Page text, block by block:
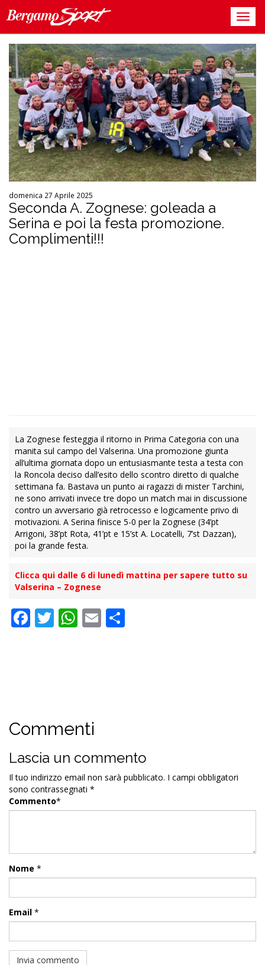
domenica 27 Aprile 2025
Seconda A. Zognese: goleada a
Serina e poi la festa promozione.
Complimenti!!!
La Zognese festeggia il ritorno in Prima Categoria con una
manita sul campo del Valserina. Una promozione giunta
all’ultima giornata dopo un entusiasmante testa a testa con
la Roncola deciso dall’esito dello scontro diretto di qualche
settimana fa. Bastava un punto ai ragazzi di mister Tarchini,
ne sono arrivati invece tre dopo un match mai in discussione
contro un avversario già retrocesso e logicamente privo di
motivazioni. A Serina finisce 5-0 per la Zognese (34’pt
Arrigoni, 38’pt Rota, 41’pt e 15’st A. Locatelli, 7’st Dazzan),
poi la grande festa.
Clicca qui dalle 6 di lunedì mattina per sapere tutto su
Valserina – Zognese
Facebook
Twitter
WhatsApp
Email
Commenti
Lascia un commento
Il tuo indirizzo email non sarà pubblicato. I campi obbligatori
sono contrassegnati *
Commento*
Nome *
Email *